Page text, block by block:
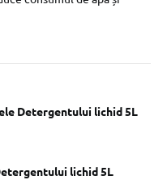
Detergentului lichid 5L
lichid 5L